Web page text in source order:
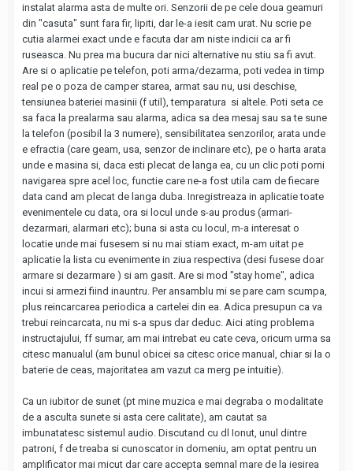
instalat alarma asta de multe ori. Senzorii de pe cele doua geamuri
din "casuta" sunt fara fir, lipiti, dar le-a iesit cam urat. Nu scrie pe
cutia alarmei exact unde e facuta dar am niste indicii ca ar fi
ruseasca. Nu prea ma bucura dar nici alternative nu stiu sa fi avut.
Are si o aplicatie pe telefon, poti arma/dezarma, poti vedea in timp
real pe o poza de camper starea, armat sau nu, usi deschise,
tensiunea bateriei masinii (f util), temparatura si altele. Poti seta ce
sa faca la prealarma sau alarma, adica sa dea mesaj sau sa te sune
la telefon (posibil la 3 numere), sensibilitatea senzorilor, arata unde
e efractia (care geam, usa, senzor de inclinare etc), pe o harta arata
unde e masina si, daca esti plecat de langa ea, cu un clic poti porni
navigarea spre acel loc, functie care ne-a fost utila cam de fiecare
data cand am plecat de langa duba. Inregistreaza in aplicatie toate
evenimentele cu data, ora si locul unde s-au produs (armari-
dezarmari, alarmari etc); buna si asta cu locul, m-a interesat o
locatie unde mai fusesem si nu mai stiam exact, m-am uitat pe
aplicatie la lista cu evenimente in ziua respectiva (desi fusese doar
armare si dezarmare ) si am gasit. Are si mod "stay home", adica
incui si armezi fiind inauntru. Per ansamblu mi se pare cam scumpa,
plus reincarcarea periodica a cartelei din ea. Adica presupun ca va
trebui reincarcata, nu mi s-a spus dar deduc. Aici ating problema
instructajului, ff sumar, am mai intrebat eu cate ceva, oricum urma sa
citesc manualul (am bunul obicei sa citesc orice manual, chiar si la o
baterie de ceas, majoritatea am vazut ca merg pe intuitie).
Ca un iubitor de sunet (pt mine muzica e mai degraba o modalitate
de a asculta sunete si asta cere calitate), am cautat sa
imbunatatesc sistemul audio. Discutand cu dl Ionut, unul dintre
patroni, f de treaba si cunoscator in domeniu, am optat pentru un
amplificator mai micut dar care accepta semnal mare de la iesirea